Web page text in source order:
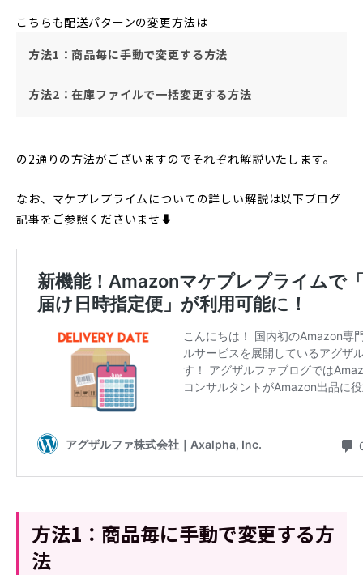
こちらも配送パターンの変更方法は
方法1：商品毎に手動で変更する方法
方法2：在庫ファイルで一括変更する方法
の2通りの方法がございますのでそれぞれ解説いたします。
なお、マケプレプライムについての詳しい解説は以下ブログ
記事をご参照くださいませ ⬇︎
方法1：商品毎に手動で変更する方
法